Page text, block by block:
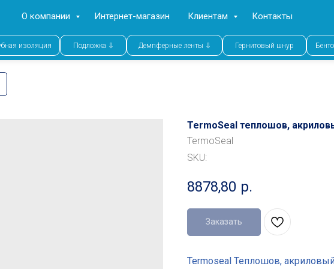
О компании Интернет-магазин Клиентам Контакты
изоляция Подложка ⇩ Демпферные ленты ⇩ Гернитовый шнур
TermoSeal теплошов,
TermoSeal
SKU:
8878,80 р.
Заказать
Termoseal Теплошов,